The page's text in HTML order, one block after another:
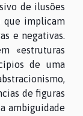
de ilusões
que implicam
e negativas.
«estruturas
de uma
de figuras
ambiguidade